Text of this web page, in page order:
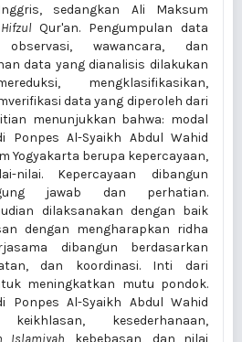
sedangkan Ali Maksum
HifzulQur'an. Pengumpulan data
wawancara, dan
data yang dianalisis dilakukan
mengklasifikasikan,
data yang diperoleh dari
menunjukkan bahwa: modal
Ponpes Al-Syaikh Abdul Wahid
Yogyakarta berupa kepercayaan,
nilai. Kepercayaan dibangun
jawab dan perhatian.
dilaksanakan dengan baik
dengan mengharapkan ridha
dibangun berdasarkan
dan koordinasi. Inti dari
meningkatkan mutu pondok.
Ponpes Al-Syaikh Abdul Wahid
kesederhanaan,
Islamiyah,kebebasan, dan nilai